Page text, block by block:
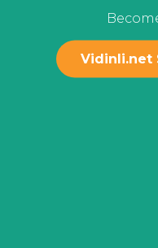
Vidinli.net